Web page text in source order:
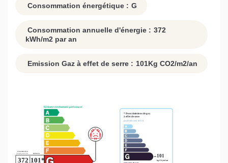
Consommation énergétique : G
Consommation annuelle d'énergie : 372
kWh/m2 par an
Emission Gaz à effet de serre : 101Kg CO2/m2/an